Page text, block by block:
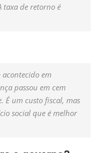
taxa de retorno é
em
passou em cem
É um custo fiscal, mas
social que é melhor